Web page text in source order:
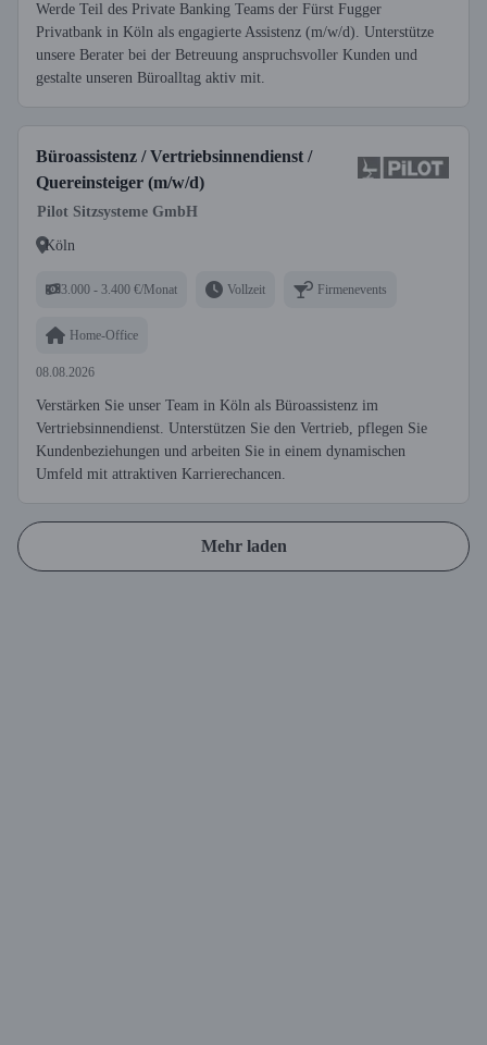
Werde Teil des Private Banking Teams der Fürst Fugger
Privatbank in Köln als engagierte Assistenz (m/w/d). Unterstütze
unsere Berater bei der Betreuung anspruchsvoller Kunden und
gestalte unseren Büroalltag aktiv mit.
Büroassistenz / Vertriebsinnendienst /
Quereinsteiger (m/w/d)
Pilot Sitzsysteme GmbH
Köln
3.000 - 3.400 €/Monat Vollzeit Firmenevents
Home-Office
08.08.2026
Verstärken Sie unser Team in Köln als Büroassistenz im
Vertriebsinnendienst. Unterstützen Sie den Vertrieb, pflegen Sie
Kundenbeziehungen und arbeiten Sie in einem dynamischen
Umfeld mit attraktiven Karrierechancen.
Mehr laden